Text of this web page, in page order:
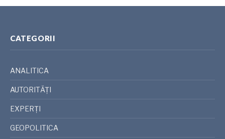
CATEGORII
ANALITICA
AUTORITĂȚI
EXPERȚI
GEOPOLITICA